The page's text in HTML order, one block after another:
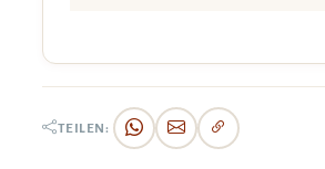
TEILEN: